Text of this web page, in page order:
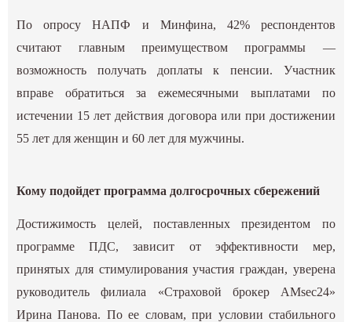
По опросу НАПФ и Минфина, 42% респондентов
считают главным преимуществом программы —
возможность получать доплаты к пенсии. Участник
вправе обратиться за ежемесячными выплатами по
истечении 15 лет действия договора или при достижении
55 лет для женщин и 60 лет для мужчины.
Кому подойдет программа долгосрочных сбережений
Достижимость целей, поставленных президентом по
программе ПДС, зависит от эффективности мер,
принятых для стимулирования участия граждан, уверена
руководитель филиала «Страховой брокер AMsec24»
Ирина Панова. По ее словам, при условии стабильного